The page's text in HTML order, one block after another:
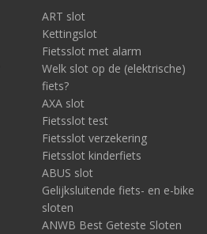
ART slot
Kettingslot
Fietsslot met alarm
Welk slot op de (elektrische)
fiets?
AXA slot
Fietsslot test
Fietsslot verzekering
Fietsslot kinderfiets
ABUS slot
Gelijksluitende fiets- en e-bike
sloten
ANWB Best Geteste Sloten